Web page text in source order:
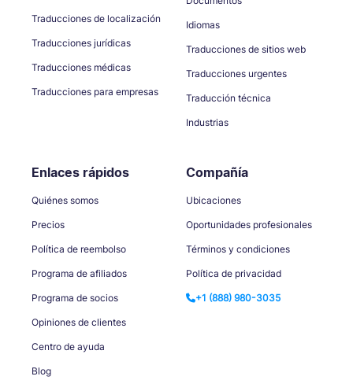
Traducciones de localización
Traducciones jurídicas
Traducciones médicas
Traducciones para empresas
Idiomas
Traducciones de sitios web
Traducciones urgentes
Traducción técnica
Industrias
Enlaces rápidos
Quiénes somos
Precios
Política de reembolso
Programa de afiliados
Programa de socios
Opiniones de clientes
Centro de ayuda
Blog
Compañía
Ubicaciones
Oportunidades profesionales
Términos y condiciones
Política de privacidad
+1 (888) 980-3035